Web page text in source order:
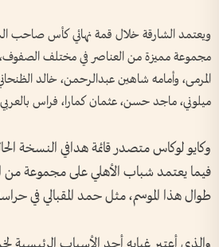
ويعتمد الشارقة خلال قمة نهائي كأس صاحب
مجموعة مميزة من العناصر في مختلف
المرمى، وأمامه شاهين عبدالرحمن، خالد
ميلوني، ماجد حسن، عثمان كمارا، فراس
وكايو لوكاس متصدر قائمة هدافي النسخة
فيما يعتمد شباب الأهلي على مجموعة من
طوال هذا الموسم، مثل حمد المقبالي في